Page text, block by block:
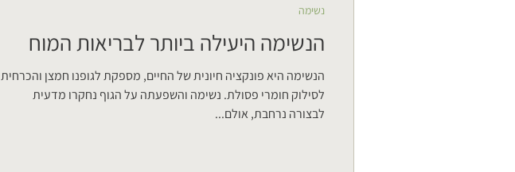
הנשימה היעילה ביותר לבריאות המוח
הנשימה היא פונקציה חיונית של החיים, מספקת לגופנו חמצן והכרחית
לסילוק חומרי פסולת. נשימה והשפעתה על הגוף נחקרו מדעית
לבצורה נרחבת, אולם...
נשימה